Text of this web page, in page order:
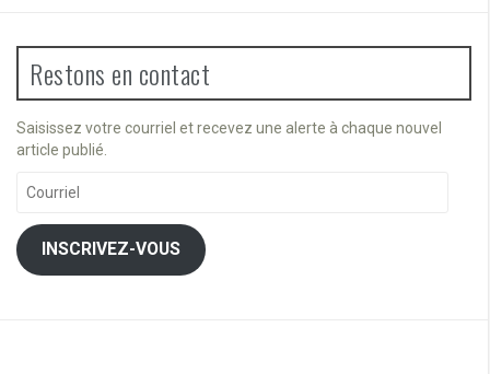
Restons en contact
Saisissez votre courriel et recevez une alerte à chaque nouvel
article publié.
INSCRIVEZ-VOUS